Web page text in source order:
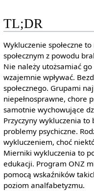
TL;DR
Wykluczenie społeczne
społecznym z powodu
Nie należy utożsamiać
wzajemnie wpływać.
społecznego. Grupami
niepełnosprawne, chore
samotnie wychowujące
Przyczyny wykluczenia to
problemy psychiczne.
wykluczeniem, choć
Mierniki wykluczenia to
edukacji. Program ONZ
pomocą wskaźników
poziom analfabetyzmu.